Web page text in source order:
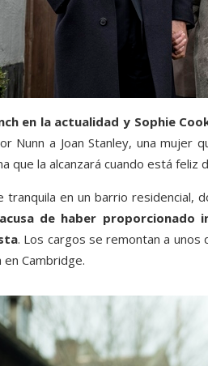
en la actualidad y Sophie
Nunn a Joan Stanley, una mujer
que la alcanzará cuando está feliz
tranquila en un barrio residencial,
de haber proporcionado
. Los cargos se remontan a
en Cambridge.